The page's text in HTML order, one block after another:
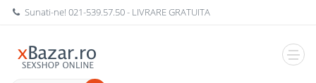
Sunati-ne!021-539.57.50- LIVRARE GRATUITA